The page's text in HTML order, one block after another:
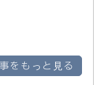
をもっと見る